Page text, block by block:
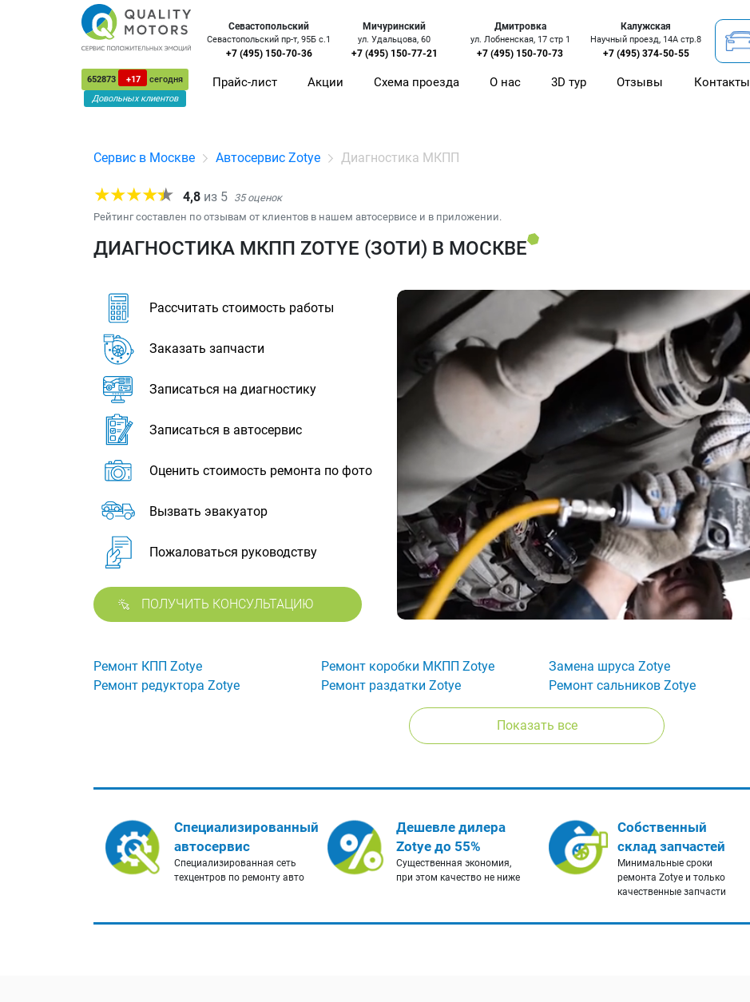
652873 +17
сегодня
Довольных клиентов
Севастопольский
Севастопольский пр-т, 95Б с.1
+7 (495) 150-70-36
Мичуринский
ул. Удальцова, 60
+7 (495) 150-77-21
Дмитровка
ул. Лобненская, 17 стр 1
+7 (495) 150-70-73
Калужская
Научный проезд, 14А стр.8
+7 (495) 374-50-55
Прайс-лист Акции Схема проезда О нас 3D тур Отзывы Контакты
Сервис в Москве Автосервис Zotye Диагностика МКПП
4,8 из 5 35оценок
Рейтинг составлен по отзывам от клиентов в нашем автосервисе и в приложении.
ДИАГНОСТИКА МКПП ZOTYE (ЗОТИ) В МОСКВЕ
Рассчитать стоимость работы
Заказать запчасти
Записаться на диагностику
Записаться в автосервис
Оценить стоимость ремонта по фото
Вызвать эвакуатор
Пожаловаться руководству
ПОЛУЧИТЬ КОНСУЛЬТАЦИЮ
Ремонт КПП Zotye Ремонт коробки МКПП Zotye Замена шруса Zotye
Ремонт редуктора Zotye
Ремонт раздатки Zotye Ремонт сальников Zotye
Показать все
Специализированный
автосервис
Специализированная сеть
техцентров по ремонту авто
Дешевле дилера
Zotye до 55%
Существенная экономия,
при этом качество не ниже
Собственный
склад запчастей
Минимальные сроки
ремонта Zotye и только
качественные запчасти